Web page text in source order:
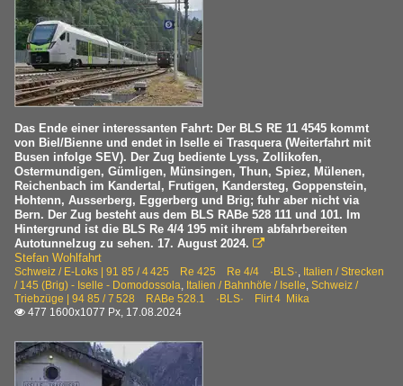
Spezifikationen der Baureihen
7 525 RABe 525 ·BLS· Nina
7 528 RABe 528.1 ·BLS· Flirt 4 Mika
7 535 RABe 535 ·BLS· Lötschberger
7 560 RBDe 560 ·SBB· NPZ Domino
Züge im Auslandsverkehr
EC
Das Ende einer interessanten Fahrt: Der BLS RE 11 4545 kommt
von Biel/Bienne und endet in Iselle ei Trasquera (Weiterfahrt mit
Busen infolge SEV). Der Zug bediente Lyss, Zollikofen,
Ostermundigen, Gümligen, Münsingen, Thun, Spiez, Mülenen,
Reichenbach im Kandertal, Frutigen, Kandersteg, Goppenstein,
Hohtenn, Ausserberg, Eggerberg und Brig; fuhr aber nicht via
Bern. Der Zug besteht aus dem BLS RABe 528 111 und 101. Im
Hintergrund ist die BLS Re 4/4 195 mit ihrem abfahrbereiten
Autotunnelzug zu sehen. 17. August 2024. 
Stefan Wohlfahrt
Schweiz / E-Loks | 91 85 / 4 425 Re 425 Re 4/4 ·BLS·, Italien / Strecken
/ 145 (Brig) - Iselle - Domodossola, Italien / Bahnhöfe / Iselle, Schweiz /
Triebzüge | 94 85 / 7 528 RABe 528.1 ·BLS· Flirt 4 Mika
 477 1600x1077 Px, 17.08.2024